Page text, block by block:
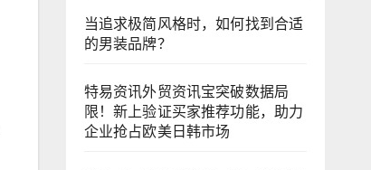
当追求极简风格时，如何找到合适
的男装品牌？
特易资讯外贸资讯宝突破数据局
限！新上验证买家推荐功能，助力
企业抢占欧美日韩市场